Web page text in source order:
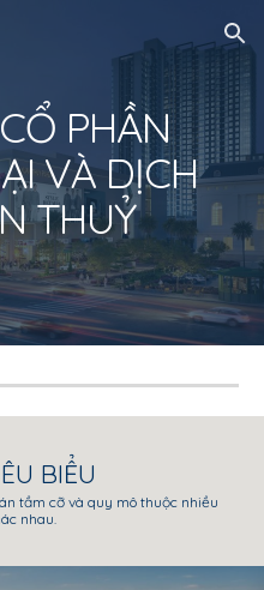
Skip to navigation
PHẦN
VÀ DỊCH
THUỶ
BIỂU
tầm cỡ và quy mô thuộc nhiều
nhau.